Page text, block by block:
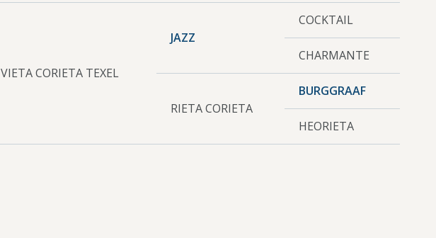
VIETA CORIETA TEXEL
JAZZ
COCKTAIL
CHARMANTE
RIETA CORIETA
BURGGRAAF
HEORIETA